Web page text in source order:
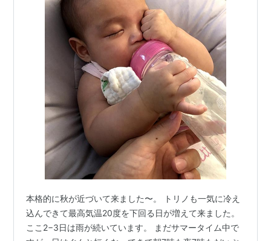
本格的に秋が近づいて来ました〜。 トリノも一気に冷え
込んできて最高気温20度を下回る日が増えて来ました。
ここ2−3日は雨が続いています。 まだサマータイム中で